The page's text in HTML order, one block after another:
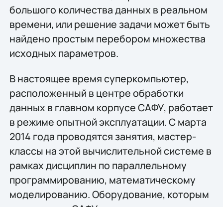
большого количества данных в реальном
времени, или решение задачи может быть
найдено простым перебором множества
исходных параметров.
В настоящее время суперкомпьютер,
расположенный в центре обработки
данных в главном корпусе САФУ, работает
в режиме опытной эксплуатации. С марта
2014 года проводятся занятия, мастер-
классы на этой вычислительной системе в
рамках дисциплин по параллельному
программированию, математическому
моделированию. Оборудование, которым